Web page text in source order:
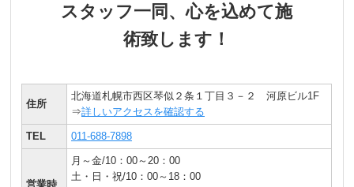
スタッフ一同、心を込めて施
術致します！
住所
北海道札幌市西区琴似２条１丁目３－２ 河原ビル1F
⇒詳しいアクセスを確認する
TEL 011-688-7898
営業時
月～金/10：00～20：00
土・日・祝/10：00～18：00